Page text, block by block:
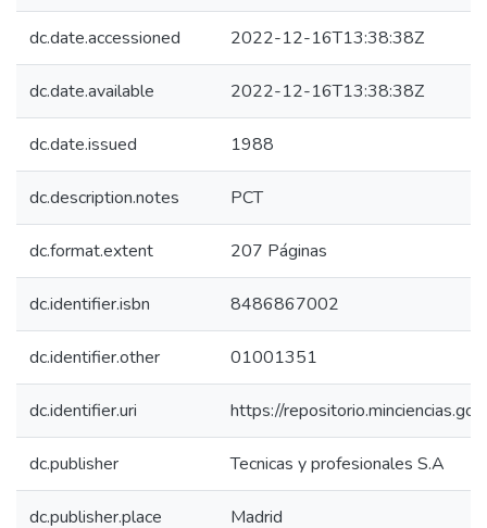
dc.date.accessioned 2022-12-16T13:38:38Z
dc.date.available 2022-12-16T13:38:38Z
dc.date.issued 1988
dc.description.notes PCT
dc.format.extent 207 Páginas
dc.identifier.isbn 8486867002
dc.identifier.other 01001351
dc.identifier.uri https://
dc.publisher Tecnicas y profesionales S.A
dc.publisher.place Madrid